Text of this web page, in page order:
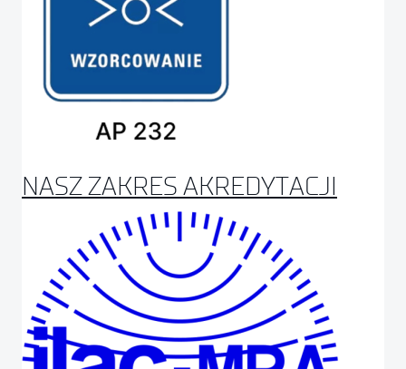
NASZ ZAKRES AKREDYTACJI